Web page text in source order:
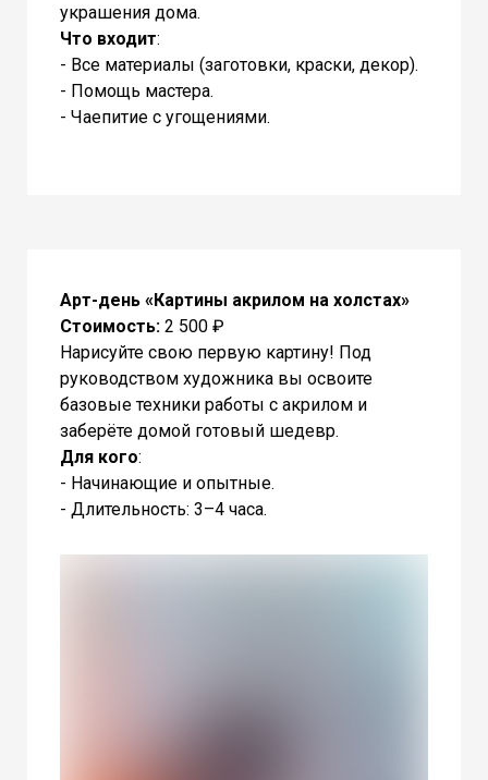
украшения дома.
Что входит:
- Все материалы (заготовки, краски, декор).
- Помощь мастера.
- Чаепитие с угощениями.
Арт-день «Картины акрилом на холстах»
Стоимость: 2 500 ₽
Нарисуйте свою первую картину! Под
руководством художника вы освоите
базовые техники работы с акрилом и
заберёте домой готовый шедевр.
Для кого:
- Начинающие и опытные.
- Длительность: 3–4 часа.